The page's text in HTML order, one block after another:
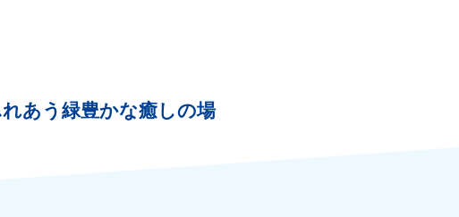
あう緑豊かな癒しの場